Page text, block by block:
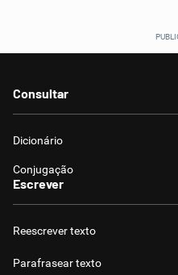
Consultar
Dicionário
Conjugação
Escrever
Reescrever texto
Parafrasear texto